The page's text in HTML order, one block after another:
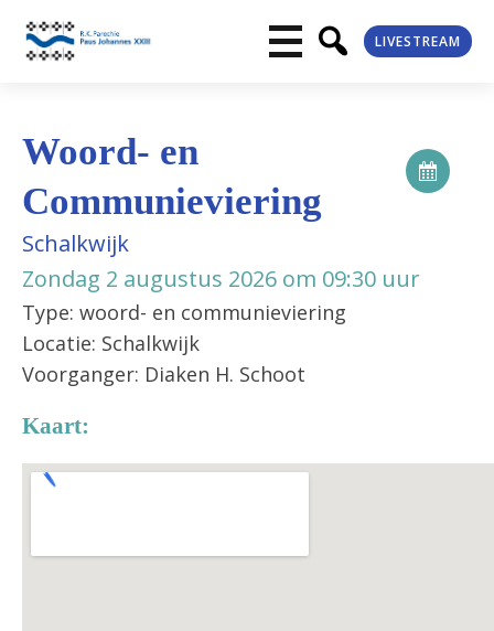
LIVESTREAM
Woord- en
Communieviering
Schalkwijk
Zondag 2 augustus 2026 om 09:30 uur
Type: woord- en communieviering
Locatie: Schalkwijk
Voorganger: Diaken H. Schoot
Kaart: